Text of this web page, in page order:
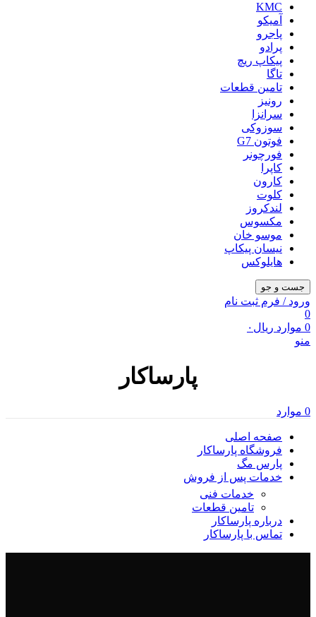
KMC
آمیکو
پاجرو
پرادو
پیکاپ ریچ
تاگا
تامین قطعات
رونیز
سرانزا
سوزوکی
فوتون G7
فورچونر
کاپرا
کارون
کلوت
لندکروز
مکسوس
موسو خان
نیسان پیکاپ
هایلوکس
جست و جو
ورود / فرم ثبت نام
0
0 موارد ریال ۰
منو
پارساکار
0 موارد
صفحه اصلی
فروشگاه پارساکار
پارس مگ
خدمات پس از فروش
خدمات فنی
تامین قطعات
درباره پارساکار
تماس با پارساکار